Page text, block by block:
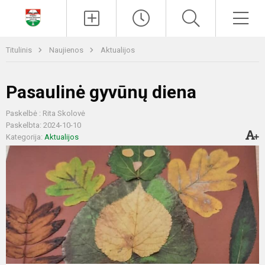
Titulinis Naujienos Aktualijos
Pasaulinė gyvūnų diena
Paskelbė : Rita Skolovė
Paskelbta: 2024-10-10
Kategorija: Aktualijos